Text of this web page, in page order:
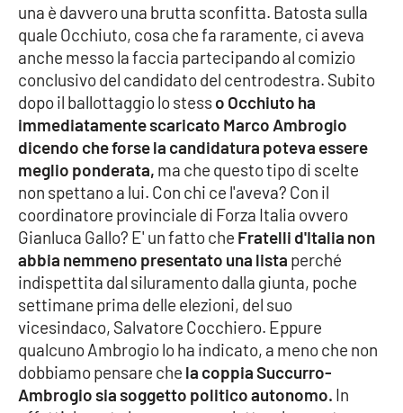
PROGETTI
SPECIALI
Buona Sanità Calabria
LA
CALABRIAVISIONE
Destinazioni
Eventi
Food
Storie
una è davvero una brutta sconfitta. Batosta sulla
quale Occhiuto, cosa che fa raramente, ci aveva
anche messo la faccia partecipando al comizio
conclusivo del candidato del centrodestra. Subito
dopo il ballottaggio lo stesso Occhiuto ha
immediatamente scaricato Marco Ambrogio
dicendo che forse la candidatura poteva essere
meglio ponderata, ma che questo tipo di scelte
non spettano a lui. Con chi ce l'aveva? Con il
coordinatore provinciale di Forza Italia ovvero
Gianluca Gallo? E' un fatto che Fratelli d'Italia non
abbia nemmeno presentato una lista perché
indispettita dal siluramento dalla giunta, poche
settimane prima delle elezioni, del suo
vicesindaco, Salvatore Cocchiero. Eppure
qualcuno Ambrogio lo ha indicato, a meno che non
dobbiamo pensare che la coppia Succurro-
Ambrogio sia soggetto politico autonomo. In